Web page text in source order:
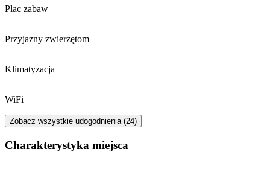
Plac zabaw
Przyjazny zwierzętom
Klimatyzacja
WiFi
Zobacz wszystkie udogodnienia (24)
Charakterystyka miejsca